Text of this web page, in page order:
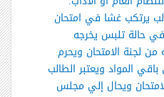
– كل طالب يرتكب غشا في امتحان
حالة تلبس يخرجه
لجنة الامتحان ويحرم
المواد ويعتبر الطالب
ويحال إلي مجلس